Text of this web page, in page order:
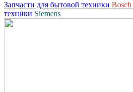
Запчасти для бытовой техники Bosch
техники Siemens